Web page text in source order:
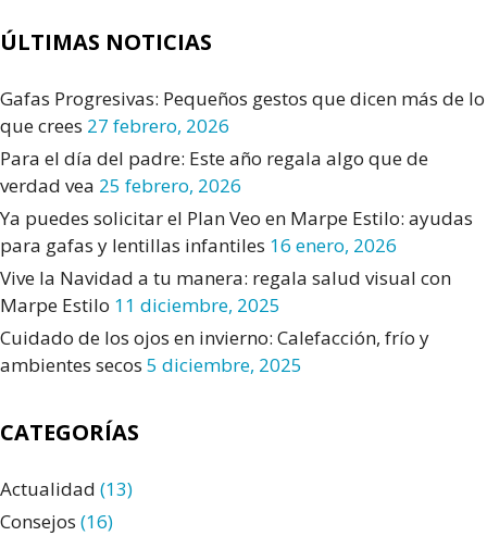
ÚLTIMAS NOTICIAS
Gafas Progresivas: Pequeños gestos que dicen más de lo
que crees 27 febrero, 2026
Para el día del padre: Este año regala algo que de
verdad vea 25 febrero, 2026
Ya puedes solicitar el Plan Veo en Marpe Estilo: ayudas
para gafas y lentillas infantiles 16 enero, 2026
Vive la Navidad a tu manera: regala salud visual con
Marpe Estilo 11 diciembre, 2025
Cuidado de los ojos en invierno: Calefacción, frío y
ambientes secos 5 diciembre, 2025
CATEGORÍAS
Actualidad (13)
Consejos (16)